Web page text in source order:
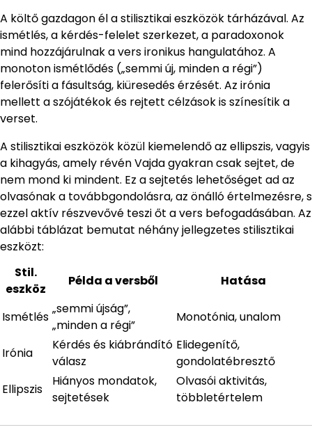
A költő gazdagon él a stilisztikai eszközök tárházával. Az
ismétlés, a kérdés-felelet szerkezet, a paradoxonok
mind hozzájárulnak a vers ironikus hangulatához. A
monoton ismétlődés („semmi új, minden a régi”)
felerősíti a fásultság, kiüresedés érzését. Az irónia
mellett a szójátékok és rejtett célzások is színesítik a
verset.
A stilisztikai eszközök közül kiemelendő az ellipszis, vagyis
a kihagyás, amely révén Vajda gyakran csak sejtet, de
nem mond ki mindent. Ez a sejtetés lehetőséget ad az
olvasónak a továbbgondolásra, az önálló értelmezésre, s
ezzel aktív részvevővé teszi őt a vers befogadásában. Az
alábbi táblázat bemutat néhány jellegzetes stilisztikai
eszközt:
Stil.
eszköz
Példa a versből Hatása
Ismétlés
„semmi újság”,
„minden a régi”
Monotónia, unalom
Irónia
Kérdés és kiábrándító
válasz
Elidegenítő,
gondolatébresztő
Ellipszis
Hiányos mondatok,
sejtetések
Olvasói aktivitás,
többletértelem